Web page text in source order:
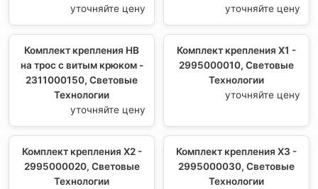
уточняйте цену
уточняйте цену
Комплект крепления HB
на трос с витым крюком -
2311000150, Световые
Технологии
уточняйте цену
Комплект крепления Х1 -
2995000010, Световые
Технологии
уточняйте цену
Комплект крепления Х2 -
2995000020, Световые
Технологии
Комплект крепления Х3 -
2995000030, Световые
Технологии